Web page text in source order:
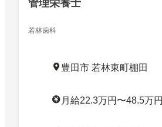
管理栄養士
若林歯科
豊田市 若林東町棚田
月給22.3万円〜48.5万円